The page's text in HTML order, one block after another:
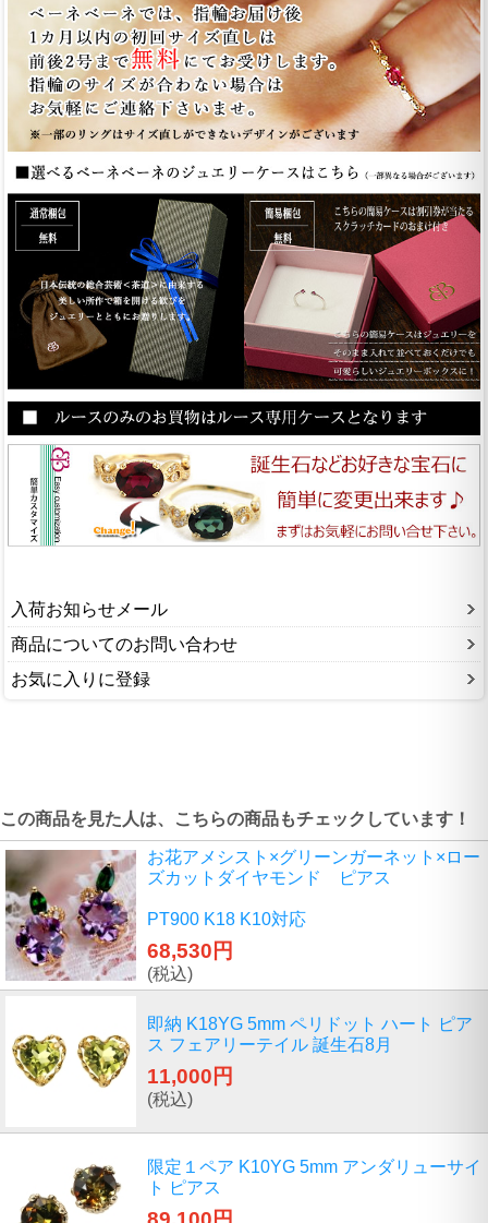
入荷お知らせメール
商品についてのお問い合わせ
お気に入りに登録
この商品を見た人は、こちらの商品もチェックしています！
お花アメシスト×グリーンガーネット×ロー
ズカットダイヤモンド ピアス
PT900 K18 K10対応
68,530円
(税込)
即納 K18YG 5mm ペリドット ハート ピア
ス フェアリーテイル 誕生石8月
11,000円
(税込)
限定１ペア K10YG 5mm アンダリューサイ
ト ピアス